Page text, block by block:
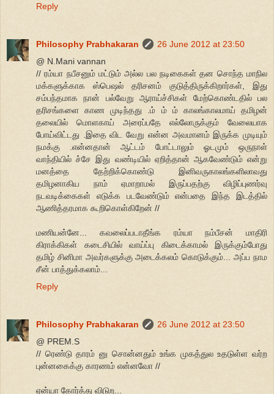
Reply
Philosophy Prabhakaran
26 June 2012 at 23:50
@ N.Mani vannan
// ரம்யா நபீசனும் மட்டும் அல்ல பல நடிகைகள் தன சொந்த மாநில
மக்களுக்காக ஸ்பெஷல் தரிசனம் குடுத்திருக்கிறார்கள், இது
சம்பந்தமாக நான் பல்வேறு ஆராய்ச்சிகள் மேற்கொண்டதில் பல
தரிசங்களை காண முடிந்தது .ம் ம் ம் காலங்காலமாய் தமிழன்
தலையில் மொளகாய் அரைப்பதே எல்லோருக்கும் வேலையாக
போய்விட்டது .இதை விட வேறு என்ன அவமானம் இருக்க முடியும்
நமக்கு .என்னதான் ஆட்டம் போட்டாலும் ஓடமும் ஒருநாள்
வாந்தியில் ச்சே இது வண்டியில் ஏறித்தான் ஆகவேண்டும் என்று
மனத்தை தேற்றிக்கொண்டு இனிவருகாலங்களிலாவது
தமிழனாகிய நாம் ஏமாறாமல் இருப்பதற்கு விழிப்புணர்வு
நடவடிக்கைகள் எடுக்க படவேண்டும் என்பதை இந்த இடத்தில்
ஆணித்தரமாக கூறிகொள்கிறேன் //
மணியன்னே... கவலைப்படாதீங்க ரம்யா நம்பீசன் மாதிரி
கிராக்கிகள் கடைசியில் வாய்ப்பு கிடைக்காமல் இருக்கும்போது
தமிழ் சினிமா அவர்களுக்கு அடைக்கலம் கொடுக்கும்... அப்ப நாம
சீன் பாத்துக்கலாம்...
Reply
Philosophy Prabhakaran
26 June 2012 at 23:50
@ PREM.S
// ரெண்டு தாரம் னு சொன்னதும் உங்க முகத்துல உதடுள்ள வர்ற
புன்னகைக்கு காரணம் என்னவோ //
ஏன்யா கோர்த்து விடுற...